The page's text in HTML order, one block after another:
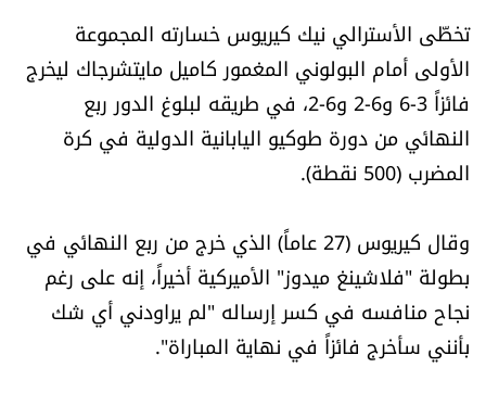
كتّابنا
تحت المجهر
آراء
اقتصاد
العالم
الصحافة الإسرائيلية
تخطّى الأسترالي نيك كيريوس خسارته المجموعة
الأولى أمام البولوني المغمور كاميل مايتشرجاك ليخرج
فائزاً 3-6 و6-2 و6-2، في طريقه لبلوغ الدور ربع
النهائي من دورة طوكيو اليابانية الدولية في كرة
المضرب (500 نقطة).
وقال كيريوس (27 عاماً) الذي خرج من ربع النهائي في
بطولة "فلاشينغ ميدوز" الأميركية أخيراً، إنه على رغم
نجاح منافسه في كسر إرساله "لم يراودني أي شك
بأنني سأخرج فائزاً في نهاية المباراة".